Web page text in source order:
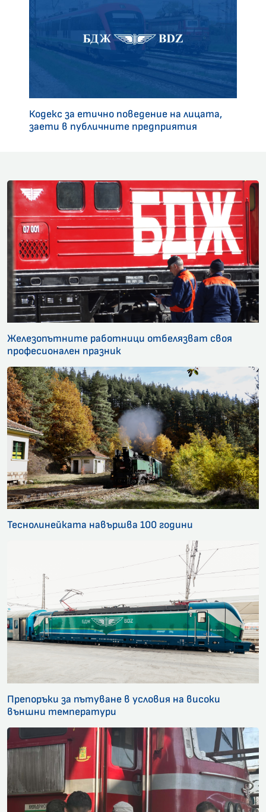
Кодекс за етично поведение на лицата,
заети в публичните предприятия
Железопътните работници отбелязват своя
професионален празник
Теснолинейката навършва 100 години
Препоръки за пътуване в условия на високи
външни температури